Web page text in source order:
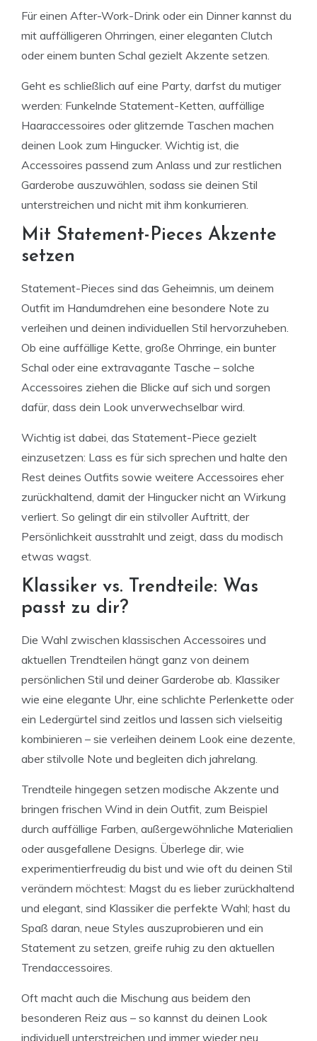
Für einen After-Work-Drink oder ein Dinner kannst du
mit auffälligeren Ohrringen, einer eleganten Clutch
oder einem bunten Schal gezielt Akzente setzen.
Geht es schließlich auf eine Party, darfst du mutiger
werden: Funkelnde Statement-Ketten, auffällige
Haaraccessoires oder glitzernde Taschen machen
deinen Look zum Hingucker. Wichtig ist, die
Accessoires passend zum Anlass und zur restlichen
Garderobe auszuwählen, sodass sie deinen Stil
unterstreichen und nicht mit ihm konkurrieren.
Mit Statement-Pieces Akzente
setzen
Statement-Pieces sind das Geheimnis, um deinem
Outfit im Handumdrehen eine besondere Note zu
verleihen und deinen individuellen Stil hervorzuheben.
Ob eine auffällige Kette, große Ohrringe, ein bunter
Schal oder eine extravagante Tasche – solche
Accessoires ziehen die Blicke auf sich und sorgen
dafür, dass dein Look unverwechselbar wird.
Wichtig ist dabei, das Statement-Piece gezielt
einzusetzen: Lass es für sich sprechen und halte den
Rest deines Outfits sowie weitere Accessoires eher
zurückhaltend, damit der Hingucker nicht an Wirkung
verliert. So gelingt dir ein stilvoller Auftritt, der
Persönlichkeit ausstrahlt und zeigt, dass du modisch
etwas wagst.
Klassiker vs. Trendteile: Was
passt zu dir?
Die Wahl zwischen klassischen Accessoires und
aktuellen Trendteilen hängt ganz von deinem
persönlichen Stil und deiner Garderobe ab. Klassiker
wie eine elegante Uhr, eine schlichte Perlenkette oder
ein Ledergürtel sind zeitlos und lassen sich vielseitig
kombinieren – sie verleihen deinem Look eine dezente,
aber stilvolle Note und begleiten dich jahrelang.
Trendteile hingegen setzen modische Akzente und
bringen frischen Wind in dein Outfit, zum Beispiel
durch auffällige Farben, außergewöhnliche Materialien
oder ausgefallene Designs. Überlege dir, wie
experimentierfreudig du bist und wie oft du deinen Stil
verändern möchtest: Magst du es lieber zurückhaltend
und elegant, sind Klassiker die perfekte Wahl; hast du
Spaß daran, neue Styles auszuprobieren und ein
Statement zu setzen, greife ruhig zu den aktuellen
Trendaccessoires.
Oft macht auch die Mischung aus beidem den
besonderen Reiz aus – so kannst du deinen Look
individuell unterstreichen und immer wieder neu